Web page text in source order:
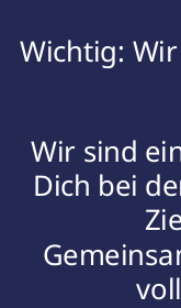
Wichtig:
Wir sind
Dich bei